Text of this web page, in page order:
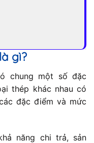
gì?
chung một số đặc
thép khác nhau có
đặc điểm và mức
năng chi trả, sản